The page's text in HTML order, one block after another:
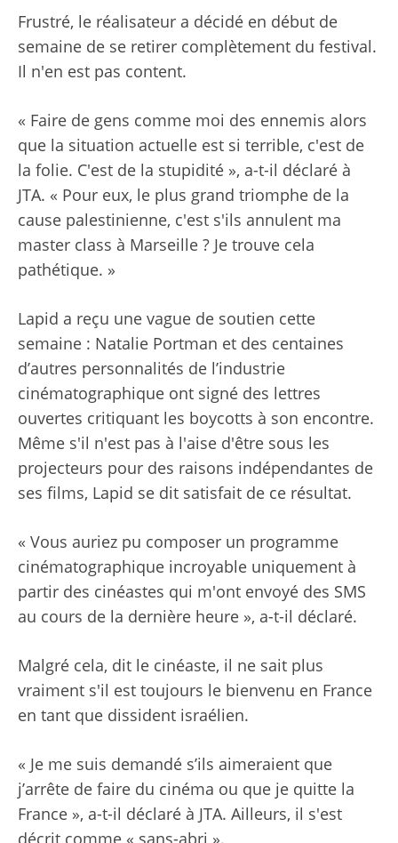
Frustré, le réalisateur a décidé en début de
semaine de se retirer complètement du festival.
Il n'en est pas content.
« Faire de gens comme moi des ennemis alors
que la situation actuelle est si terrible, c'est de
la folie. C'est de la stupidité », a-t-il déclaré à
JTA. « Pour eux, le plus grand triomphe de la
cause palestinienne, c'est s'ils annulent ma
master class à Marseille ? Je trouve cela
pathétique. »
Lapid a reçu une vague de soutien cette
semaine : Natalie Portman et des centaines
d’autres personnalités de l’industrie
cinématographique ont signé des lettres
ouvertes critiquant les boycotts à son encontre.
Même s'il n'est pas à l'aise d'être sous les
projecteurs pour des raisons indépendantes de
ses films, Lapid se dit satisfait de ce résultat.
« Vous auriez pu composer un programme
cinématographique incroyable uniquement à
partir des cinéastes qui m'ont envoyé des SMS
au cours de la dernière heure », a-t-il déclaré.
Malgré cela, dit le cinéaste, il ne sait plus
vraiment s'il est toujours le bienvenu en France
en tant que dissident israélien.
« Je me suis demandé s’ils aimeraient que
j’arrête de faire du cinéma ou que je quitte la
France », a-t-il déclaré à JTA. Ailleurs, il s'est